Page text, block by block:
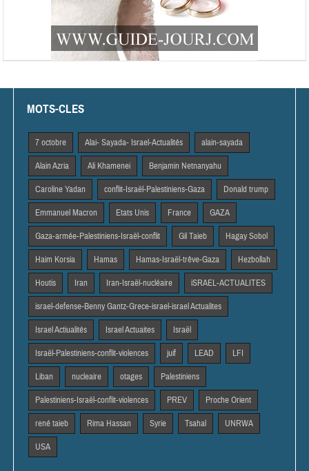
MOTS-CLES
7 octobre Alai- Sayada- Israel-Actualités alain-sayada
Alain Azria Ali Khamenei Benjamin Netnanyahu
Caroline Yadan conflit-Israël-Palestiniens-Gaza Donald trump
Emmanuel Macron Etats Unis France GAZA
Gaza-armée-Palestiniens-Israël-conflit Gil Taieb Hagay Sobol
Haim Korsia Hamas Hamas-Israël-trêve-Gaza Hezbollah
Houtis Iran Iran-Israël-nucléaire iSRAEL-ACTUALITES
israel-defense-Benny Gantz-Grece-israel-israel Actualites
Israel Actiualités Israel Actuaites Israël
Israël-Palestiniens-conflit-violences juif LEAD LFI
Liban nucleaire otages Palestiniens
Palestiniens-Israël-conflit-violences PREV Proche Orient
rené taieb Rima Hassan Syrie Tsahal UNRWA
USA